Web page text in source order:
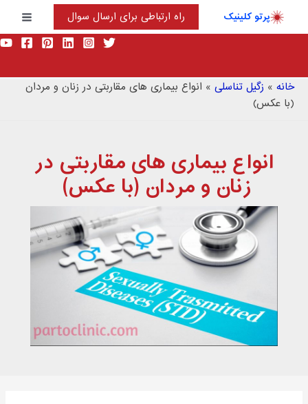
پرتو کلینیک راه ارتباطی برای ارسال سوال
Main
خانه » زگیل تناسلی » انواع بیماری های مقاربتی در زنان و مردان
(با عکس)
انواع بیماری های مقاربتی در
زنان و مردان (با عکس)